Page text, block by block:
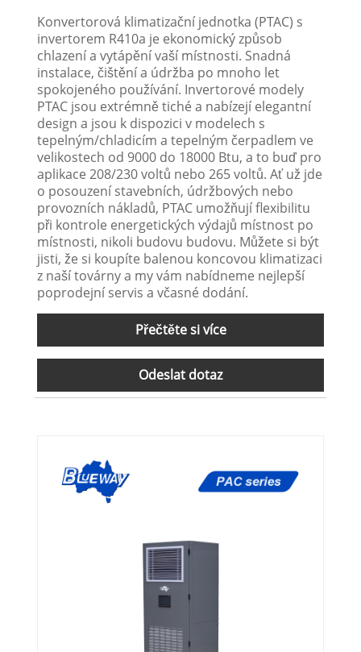
Konvertorová klimatizační jednotka (PTAC) s
invertorem R410a je ekonomický způsob
chlazení a vytápění vaší místnosti. Snadná
instalace, čištění a údržba po mnoho let
spokojeného používání. Invertorové modely
PTAC jsou extrémně tiché a nabízejí elegantní
design a jsou k dispozici v modelech s
tepelným/chladicím a tepelným čerpadlem ve
velikostech od 9000 do 18000 Btu, a to buď pro
aplikace 208/230 voltů nebo 265 voltů. Ať už jde
o posouzení stavebních, údržbových nebo
provozních nákladů, PTAC umožňují flexibilitu
při kontrole energetických výdajů místnost po
místnosti, nikoli budovu budovu. Můžete si být
jisti, že si koupíte balenou koncovou klimatizaci
z naší továrny a my vám nabídneme nejlepší
poprodejní servis a včasné dodání.
Přečtěte si více
Odeslat dotaz